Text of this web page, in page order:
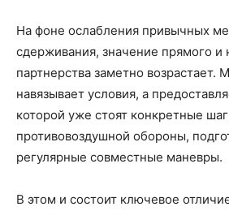
На фоне ослабления привычных
сдерживания, значение прямого и
партнерства заметно возрастает.
навязывает условия, а
которой уже стоят конкретные
противовоздушной обороны,
регулярные совместные маневры.
В этом и состоит ключевое